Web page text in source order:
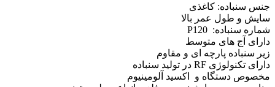
جنس سنباده: کاغذی
سایش و طول عمر بالا
شماره سنباده:
دارای آج های متوسط
زیر سنباده پارچه ای و مقاوم
دارای تکنولوژی RF در تولید سنباده
مخصوص دستگاه و اکسید آلومینیوم